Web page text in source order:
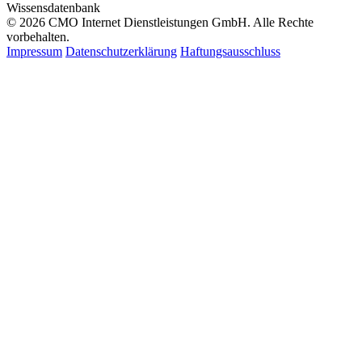
Wissensdatenbank
© 2026 CMO Internet Dienstleistungen GmbH. Alle Rechte
vorbehalten.
Impressum Datenschutzerklärung Haftungsausschluss